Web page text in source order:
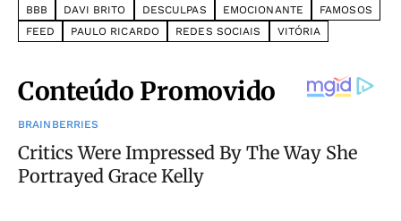
BBB DAVI BRITO DESCULPAS EMOCIONANTE
FAMOSOS
FEED
PAULO RICARDO REDES SOCIAIS VITÓRIA